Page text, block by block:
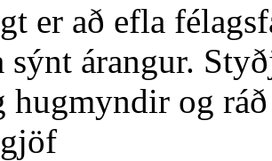
er að efla
sýnt árangur.
hugmyndir og